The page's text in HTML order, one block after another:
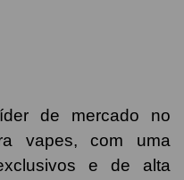
de mercado no
vapes, com uma
e de alta